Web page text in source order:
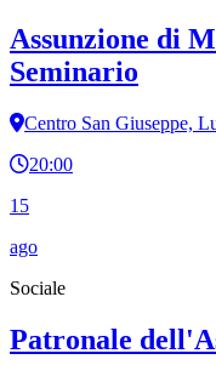
Assunzione di
Seminario
Centro San Giuseppe,
20:00
15
ago
Sociale
Patronale